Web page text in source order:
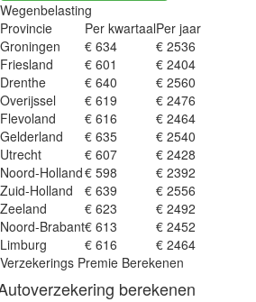
Wegenbelasting
Provincie
Per kwartaalPer jaar
Groningen
€ 634
€ 2536
Friesland
€ 601
€ 2404
Drenthe
€ 640
€ 2560
Overijssel
€ 619
€ 2476
Flevoland
€ 616
€ 2464
Gelderland
€ 635
€ 2540
Utrecht
€ 607
€ 2428
Noord-Holland€ 598
€ 2392
Zuid-Holland
€ 639
€ 2556
Zeeland
€ 623
€ 2492
Noord-Brabant€ 613
€ 2452
Limburg
€ 616
€ 2464
Verzekerings Premie Berekenen
berekenen